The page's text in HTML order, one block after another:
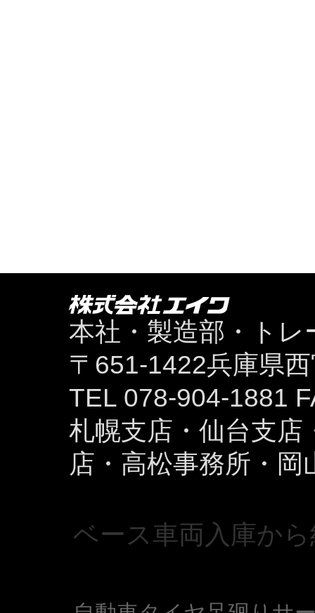
本社・製造部・ト
〒651-1422兵庫県
TEL 078-904-1881
札幌支店・仙台支店
店・高松事務所・
ベース車両入庫か